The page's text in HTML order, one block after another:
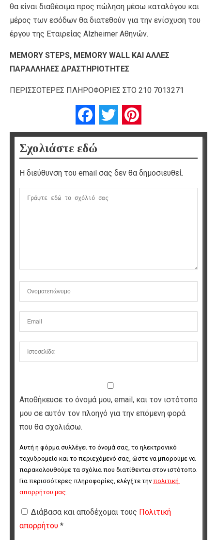
θα είναι διαθέσιμα προς πώληση μέσω καταλόγου και
μέρος των εσόδων θα διατεθούν για την ενίσχυση του
έργου της Εταιρείας Alzheimer Αθηνών.
MEMORY STEPS, MEMORY WALL ΚΑΙ ΑΛΛΕΣ
ΠΑΡΑΛΛΗΛΕΣ ΔΡΑΣΤΗΡΙΟΤΗΤΕΣ
ΠΕΡΙΣΣΟΤΕΡΕΣ ΠΛΗΡΟΦΟΡΙΕΣ ΣΤΟ 210 7013271
FacebookTwitter
Σχολιάστε εδώ
Η διεύθυνση του email σας δεν θα δημοσιευθεί.
Αποθήκευσε το όνομά μου, email, και τον ιστότοπο
μου σε αυτόν τον πλοηγό για την επόμενη φορά
που θα σχολιάσω.
Αυτή η φόρμα συλλέγει το όνομά σας, το ηλεκτρονικό
ταχυδρομείο και το περιεχόμενό σας, ώστε να μπορούμε να
παρακολουθούμε τα σχόλια που διατίθενται στον ιστότοπο.
Για περισσότερες πληροφορίες, ελέγξτε την πολιτική
απορρήτου μας
Διάβασα και αποδέχομαι τους Πολιτική
απορρήτου *